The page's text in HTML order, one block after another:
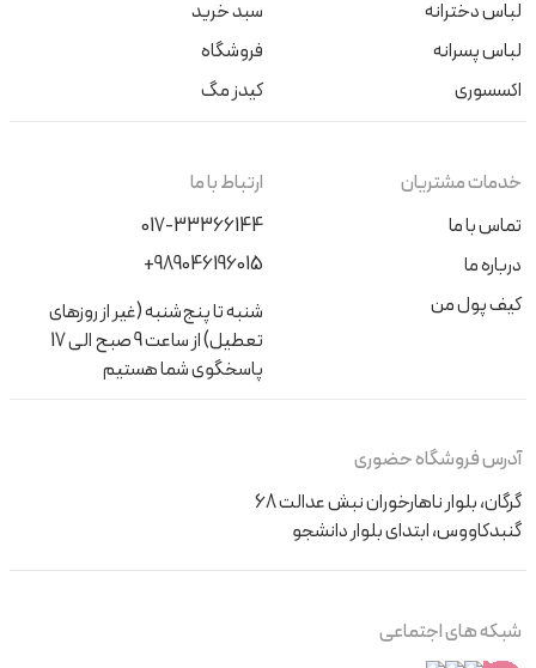
لباس دخترانه
لباس پسرانه
اکسسوری
سبد خرید
فروشگاه
کیدز مگ
خدمات مشتریان
تماس با ما
درباره ما
کیف پول من
ارتباط با ما
017-33366144
+989046196015
شنبه تا پنج‌شنبه (غیر از روزهای
تعطیل) از ساعت 9 صبح الی 17
پاسخگوی شما هستیم
آدرس فروشگاه حضوری
گرگان، بلوار ناهارخوران نبش عدالت 68
گنبدکاووس، ابتدای بلوار دانشجو
شبکه های اجتماعی